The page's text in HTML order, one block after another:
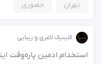
تهران حضوری
کلینیک لاغری و زیبایی
استخدام ادمین پاره‌وقت